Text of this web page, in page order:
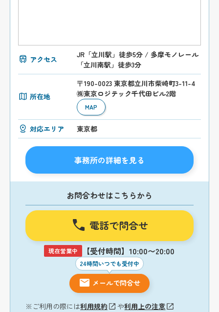
アクセス
JR「立川駅」徒歩5分 / 多摩モノレール
「立川南駅」徒歩3分
所在地
〒190-0023 東京都立川市柴崎町3-11-4
㈱東京ロジテック千代田ビル2階
MAP
対応エリア 東京都
事務所の詳細を見る
お問合わせはこちらから
電話で問合せ
現在営業中 【受付時間】10:00〜20:00
24時間いつでも受付中
メールで問合せ
※ご利用の際には利用規約 や利用上の注意